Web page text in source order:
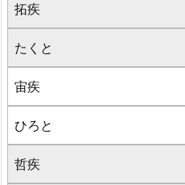
拓疾
たくと
宙疾
ひろと
哲疾